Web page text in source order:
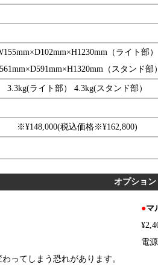
（ライト部）
（スタンド部）
3.3kg(ライト部） 4.3kg(スタンド部）
※¥148,000(税込価格※¥162,800)
オプション
ってしまう恐れがあります。
●マ
電